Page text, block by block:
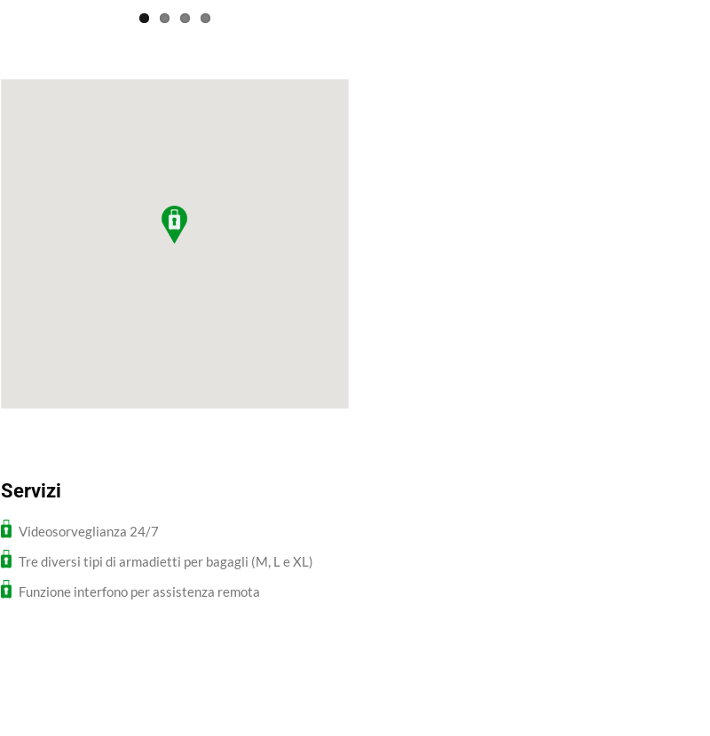
Servizi
Videosorveglianza 24/7
Tre diversi tipi di armadietti per bagagli (M, L e XL)
Funzione interfono per assistenza remota